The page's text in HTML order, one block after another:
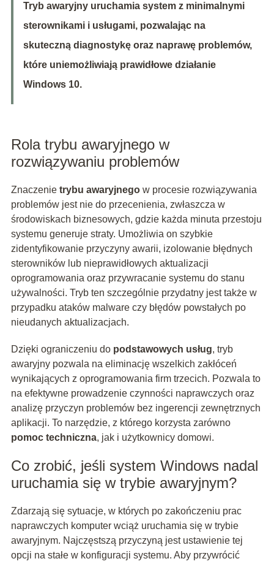
Tryb awaryjny uruchamia system z minimalnymi
sterownikami i usługami, pozwalając na
skuteczną diagnostykę oraz naprawę problemów,
które uniemożliwiają prawidłowe działanie
Windows 10.
Rola trybu awaryjnego w
rozwiązywaniu problemów
Znaczenie trybu awaryjnegow procesie rozwiązywania
problemów jest nie do przecenienia, zwłaszcza w
środowiskach biznesowych, gdzie każda minuta przestoju
systemu generuje straty. Umożliwia on szybkie
zidentyfikowanie przyczyny awarii, izolowanie błędnych
sterowników lub nieprawidłowych aktualizacji
oprogramowania oraz przywracanie systemu do stanu
używalności. Tryb ten szczególnie przydatny jest także w
przypadku ataków malware czy błędów powstałych po
nieudanych aktualizacjach.
Dzięki ograniczeniu do podstawowych usług, tryb
awaryjny pozwala na eliminację wszelkich zakłóceń
wynikających z oprogramowania firm trzecich. Pozwala to
na efektywne prowadzenie czynności naprawczych oraz
analizę przyczyn problemów bez ingerencji zewnętrznych
aplikacji. To narzędzie, z którego korzysta zarówno
pomoc techniczna, jak i użytkownicy domowi.
Co zrobić, jeśli system Windows nadal
uruchamia się w trybie awaryjnym?
Zdarzają się sytuacje, w których po zakończeniu prac
naprawczych komputer wciąż uruchamia się w trybie
awaryjnym. Najczęstszą przyczyną jest ustawienie tej
opcji na stałe w konfiguracji systemu. Aby przywrócić